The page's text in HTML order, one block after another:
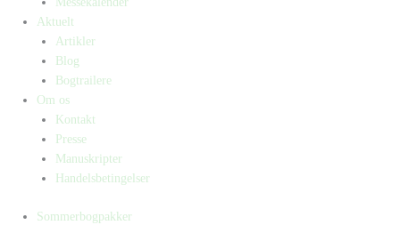
Aktuelt
Artikler
Blog
Bogtrailere
Om os
Kontakt
Presse
Manuskripter
Handelsbetingelser
Sommerbogpakker